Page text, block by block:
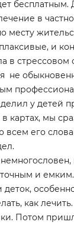
бесплатным.
в
месту
и
в стрессовом
не
у детей
картах, мы
всем его
и
деток,
как
Потом